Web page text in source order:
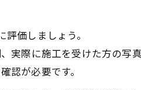
価しましょう。
実際に施工を受けた方の写
認が必要です。